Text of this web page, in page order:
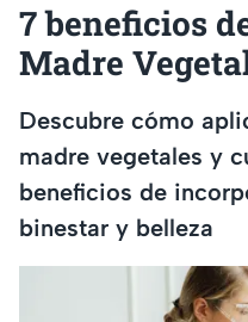
7 beneficios
Madre
Descubre cómo
madre vegetales y
beneficios de
binestar y belleza